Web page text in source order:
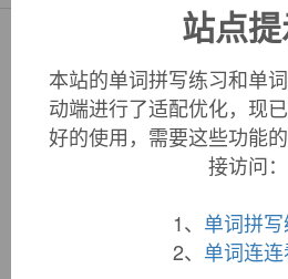
Copyright © QuWord.com
词根大全|联
蜀ICP备
站点
本站的单词拼写练习和单
动端进行了适配优化，现
好的使用，需要这些功能
接访问：
1、 单词拼
2、 单词连